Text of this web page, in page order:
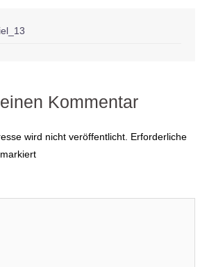
Kommentar
wird nicht veröffentlicht. Erforderliche
markiert